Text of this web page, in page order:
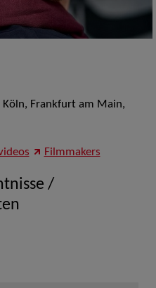
Köln, Frankfurt am Main,
Filmmakers
/